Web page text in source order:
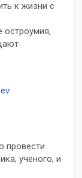
к жизни с
остроумия,
провести
ученого, и